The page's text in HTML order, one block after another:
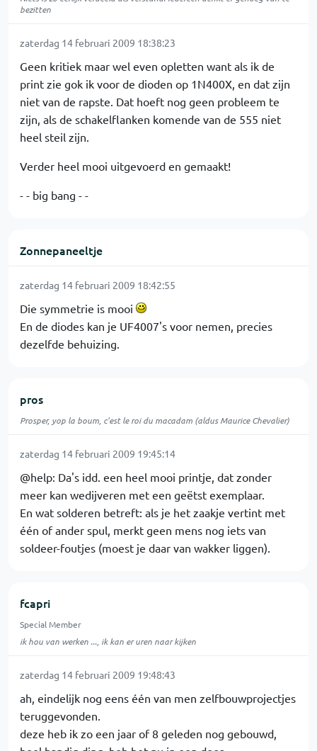
bezitten
zaterdag 14 februari 2009 18:38:23
Geen kritiek maar wel even opletten want als ik de
print zie gok ik voor de dioden op 1N400X, en dat zijn
niet van de rapste. Dat hoeft nog geen probleem te
zijn, als de schakelflanken komende van de 555 niet
heel steil zijn.
Verder heel mooi uitgevoerd en gemaakt!
- - big bang - -
Zonnepaneeltje
zaterdag 14 februari 2009 18:42:55
Die symmetrie is mooi
En de diodes kan je UF4007's voor nemen, precies
dezelfde behuizing.
pros
Prosper, yop la boum, c'est le roi du macadam (aldus Maurice Chevalier)
zaterdag 14 februari 2009 19:45:14
@help: Da's idd. een heel mooi printje, dat zonder
meer kan wedijveren met een geëtst exemplaar.
En wat solderen betreft: als je het zaakje vertint met
één of ander spul, merkt geen mens nog iets van
soldeer-foutjes (moest je daar van wakker liggen).
fcapri
Special Member
ik hou van werken ..., ik kan er uren naar kijken
zaterdag 14 februari 2009 19:48:43
ah, eindelijk nog eens één van men zelfbouwprojectjes
teruggevonden.
deze heb ik zo een jaar of 8 geleden nog gebouwd,